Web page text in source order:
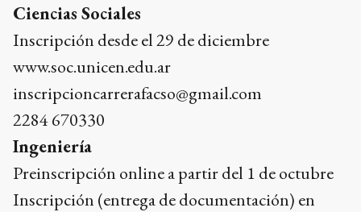
Ciencias Sociales
Inscripción desde el 29 de diciembre
www.soc.unicen.edu.ar
inscripcioncarrerafacso@gmail.com
2284 670330
Ingeniería
Preinscripción online a partir del 1 de octubre
Inscripción (entrega de documentación) en